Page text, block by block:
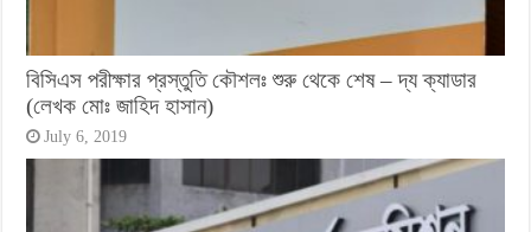
বিসিএস পরীক্ষার প্রস্তুতি কৌশলঃ শুরু থেকে শেষ – দ্য ক্যাডার
(লেখক মোঃ জাহিদ হাসান)
July 6, 2019